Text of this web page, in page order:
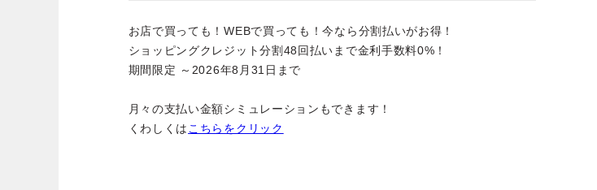
お店で買っても！WEBで買っても！今なら分割払いがお得！
ショッピングクレジット分割48回払いまで金利手数料0%！
期間限定 ～2026年8月31日まで
月々の支払い金額シミュレーションもできます！
くわしくは こちらをクリック